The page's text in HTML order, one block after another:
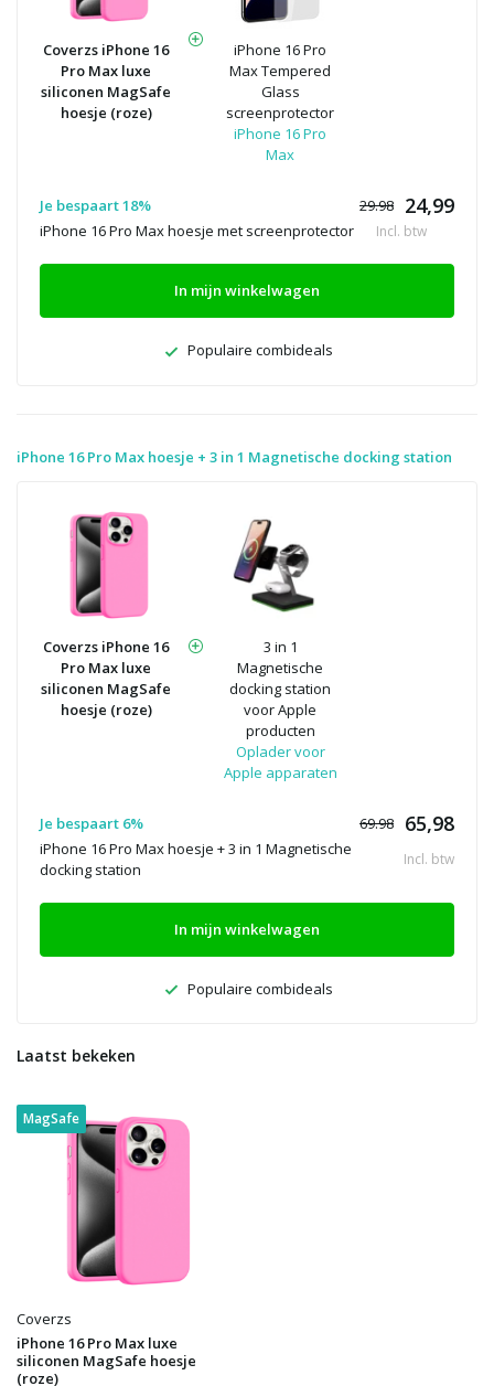
Coverzs iPhone 16
Pro Max luxe
siliconen MagSafe
hoesje (roze)
iPhone 16 Pro
Max Tempered
Glass
screenprotector
iPhone 16 Pro
Max
Je bespaart 18% 29.98 24,99
iPhone 16 Pro Max hoesje met screenprotector Incl. btw
In mijn winkelwagen
Populaire combideals
iPhone 16 Pro Max hoesje + 3 in 1 Magnetische docking station
Coverzs iPhone 16
Pro Max luxe
siliconen MagSafe
hoesje (roze)
3 in 1
Magnetische
docking station
voor Apple
producten
Oplader voor
Apple apparaten
Je bespaart 6% 69.98 65,98
iPhone 16 Pro Max hoesje + 3 in 1 Magnetische
docking station
Incl. btw
In mijn winkelwagen
Populaire combideals
Laatst bekeken
MagSafe
Coverzs
iPhone 16 Pro Max luxe
siliconen MagSafe hoesje
(roze)